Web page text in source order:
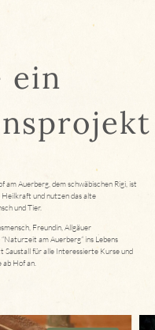
ein
Auerberg, dem schwäbischen Rigi, ist
Heilkraft und nutzen das alte
und Tier.
Freundin, Allgäuer
am Auerberg” ins Lebens
für alle Interessierte Kurse und
Hof an.